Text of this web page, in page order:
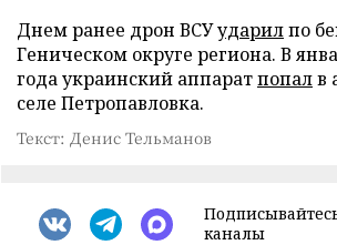
Днем ранее дрон ВСУударилпо
Геническом округе региона. В
года украинский аппаратпопалв
селе Петропавловка.
Текст: Денис Тельманов
каналы